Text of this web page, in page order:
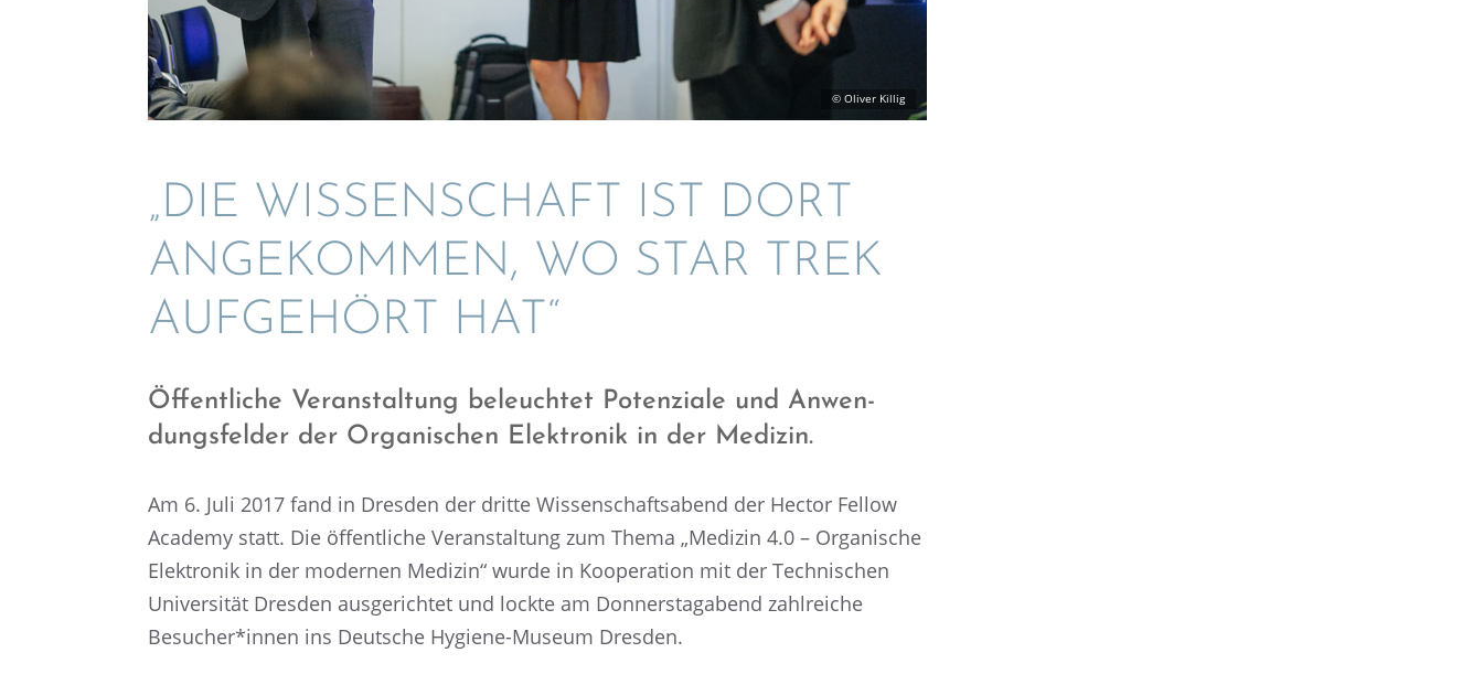
„DIE WISSEN­SCHAFT IST DORT
ANGEKOM­MEN, WO STAR TREK
AUFGE­HÖRT HAT“
Öffent­li­che Veran­stal­tung beleuch­tet Poten­ziale und Anwen­
dungs­fel­der der Organi­schen Elektro­nik in der Medizin.
Am 6. Juli 2017 fand in Dresden der dritte Wissen­schafts­abend der Hector Fellow
Academy statt. Die öffent­li­che Veran­stal­tung zum Thema „Medizin 4.0 – Organi­sche
Elektro­nik in der moder­nen Medizin“ wurde in Koope­ra­tion mit der Techni­schen
Univer­si­tät Dresden ausge­rich­tet und lockte am Donners­tag­abend zahlrei­che
Besucher*innen ins Deutsche Hygiene-Museum Dresden.